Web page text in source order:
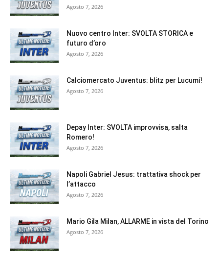
Agosto 7, 2026
Nuovo centro Inter: SVOLTA STORICA e
futuro d’oro
Agosto 7, 2026
Calciomercato Juventus: blitz per Lucumí!
Agosto 7, 2026
Depay Inter: SVOLTA improvvisa, salta
Romero!
Agosto 7, 2026
Napoli Gabriel Jesus: trattativa shock per
l’attacco
Agosto 7, 2026
Mario Gila Milan, ALLARME in vista del Torino
Agosto 7, 2026